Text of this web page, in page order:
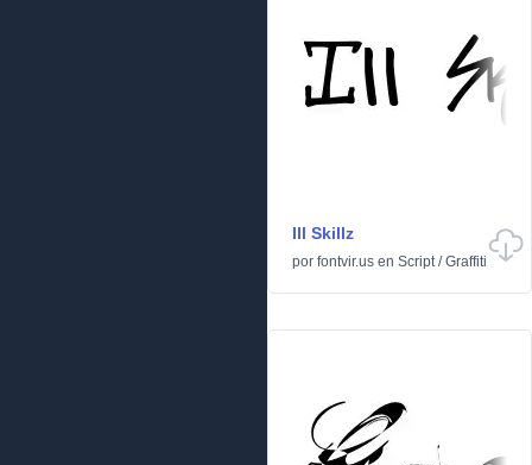
Ill Skillz
por fontvir.us en Script/Graffiti